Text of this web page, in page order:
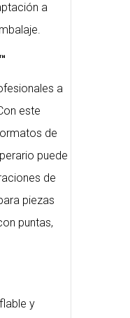
a
a
este
de
puede
de
piezas
puntas,
y